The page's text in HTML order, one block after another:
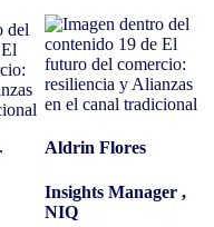
Aldrin Flores
Insights Manager ,
NIQ